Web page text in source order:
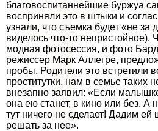
благовоспитаннейшие буржуа
восприняли это в штыки и
узнали, что съемка будет «не за
виделось что-то
модная фотосессия, и фото
режиссер Марк Аллегре,
пробы. Родители это встретили
пpocтитутки, нам в семье таких
внезапно заявил: «Если
она ею станет, в кино или без. А
тут ничего не сделает! Дадим
решать за нее».